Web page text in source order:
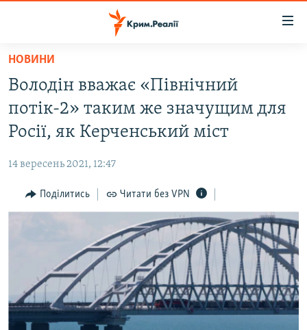
Перейти
основного
матеріалу
Перейти
до
основної
навігації
Перейти
до
ВОДА.КРИМ
ВІДЕО ТА ФОТО
БЛОГИ
ПОГЛЯД
ІНТЕРВ'Ю
СПЕЦПРОЕКТИ
ДЕПОРТАЦІЯ
ВІДЕОУРОКИ «ELIFBE»
ЯК ОБІЙТИ БЛОКУВАННЯ
НОВИНИ
Володін вважає «Північний
потік-2» таким же значущим для
Росії, як Керченський міст
14 вересень 2021, 12:47
Поділитись Читати без VPN